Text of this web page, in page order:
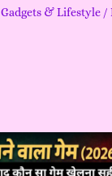
Gadgets & Lifestyle/